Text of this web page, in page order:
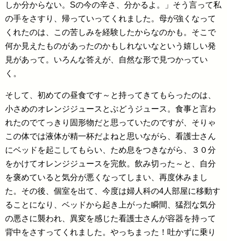
しか分からない。Sの今の辛さ、分かるよ。」そう言って私
の手をさすり、帰っていってくれました。母が強くなって
くれたのは、この苦しみを経験したからなのかも。そこで
何か見えたものがあったのかもしれないなという嬉しい発
見があって。いろんな答えが、自然な形で見つかってい
く。
そして、初めての昼食です～と持ってきてもらったのは、
小さめのオレンジジュースとぶどうジュース。食事と言わ
れたのでてっきり固形物だと思っていたのですが、そりゃ
この体では液体が精一杯だよねと思いながら、看護士さん
にベッドを起こしてもらい、ため息をつきながら、３０分
をかけてオレンジジュースを完飲。飲み切った～と、自分
を褒めていると気分が悪くなってしまい、再度休みまし
た。その後、個室を出て、今度は婦人科の4人部屋に移動す
ることになり、ベッドから起き上がった瞬間、猛烈な気分
の悪さに襲われ、異変を感じた看護士さんが容器を持って
背中をさすってくれました。やっちまった！吐かずに乗り